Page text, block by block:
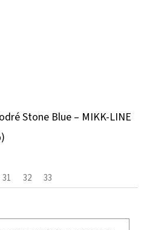
Stone Blue – MIKK-LINE
31 32 33